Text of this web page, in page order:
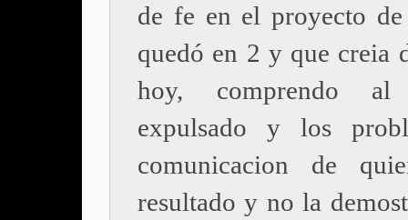
de fe en el proyecto
quedó en 2 y que creia
hoy, comprendo al
expulsado y los
comunicacion de
resultado y no la